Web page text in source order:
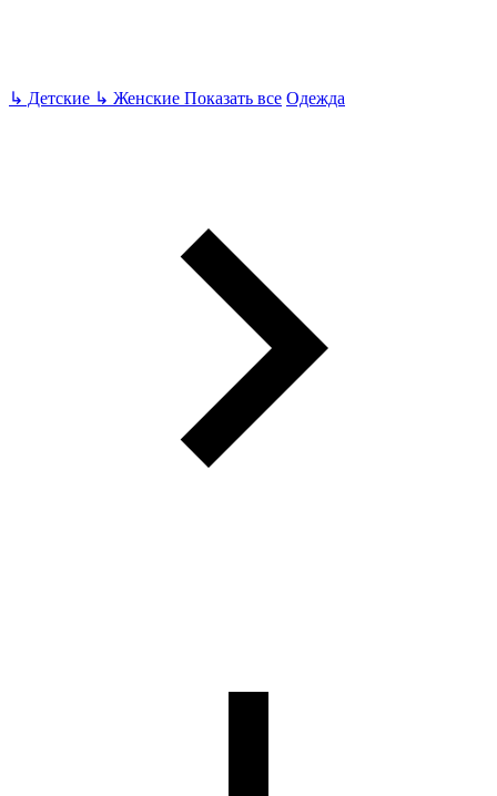
↳ Детские ↳ Женские Показать все Одежда